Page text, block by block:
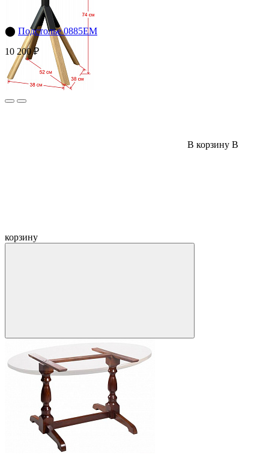
⬤ Подстолье 0885EM
10 200 ₽
В корзину В
корзину